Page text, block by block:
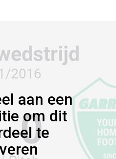
aan een
om dit
te